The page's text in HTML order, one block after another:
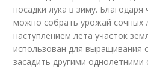
посадки лука в зиму.
можно собрать урожай сочных
наступлением лета участок
использован для выращивания
засадить другими